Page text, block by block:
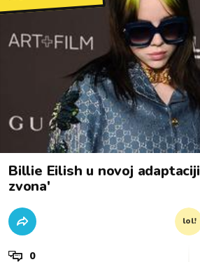
Billie Eilish u novoj
zvona'
lol!
0